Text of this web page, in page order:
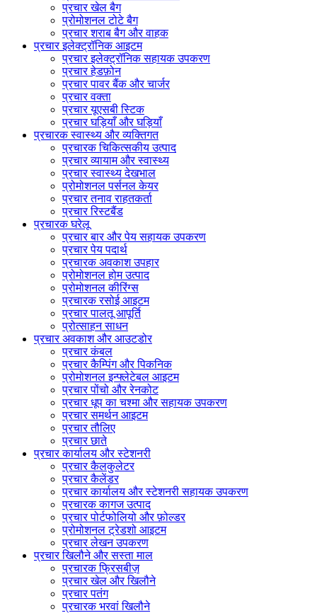
प्रचार खेल बैग
प्रोमोशनल टोटे बैग
प्रचार शराब बैग और वाहक
प्रचार इलेक्ट्रॉनिक आइटम
प्रचार इलेक्ट्रॉनिक सहायक उपकरण
प्रचार हेडफ़ोन
प्रचार पावर बैंक और चार्जर
प्रचार वक्ता
प्रचार यूएसबी स्टिक
प्रचार घड़ियाँ और घड़ियाँ
प्रचारक स्वास्थ्य और व्यक्तिगत
प्रचारक चिकित्सकीय उत्पाद
प्रचार व्यायाम और स्वास्थ्य
प्रचार स्वास्थ्य देखभाल
प्रोमोशनल पर्सनल केयर
प्रचार तनाव राहतकर्ता
प्रचार रिस्टबैंड
प्रचारक घरेलू
प्रचार बार और पेय सहायक उपकरण
प्रचार पेय पदार्थ
प्रचारक अवकाश उपहार
प्रोमोशनल होम उत्पाद
प्रोमोशनल कीरिंग्स
प्रचारक रसोई आइटम
प्रचार पालतू आपूर्ति
प्रोत्साहन साधन
प्रचार अवकाश और आउटडोर
प्रचार कंबल
प्रचार कैम्पिंग और पिकनिक
प्रोमोशनल इन्फ्लेटेबल आइटम
प्रचार पोंचो और रेनकोट
प्रचार धूप का चश्मा और सहायक उपकरण
प्रचार समर्थन आइटम
प्रचार तौलिए
प्रचार छाते
प्रचार कार्यालय और स्टेशनरी
प्रचार कैलकुलेटर
प्रचार कैलेंडर
प्रचार कार्यालय और स्टेशनरी सहायक उपकरण
प्रचारक कागज उत्पाद
प्रचार पोर्टफोलियो और फ़ोल्डर
प्रोमोशनल ट्रेडशो आइटम
प्रचार लेखन उपकरण
प्रचार खिलौने और सस्ता माल
प्रचारक फ्रिसबीज़
प्रचार खेल और खिलौने
प्रचार पतंग
प्रचारक भरवां खिलौने